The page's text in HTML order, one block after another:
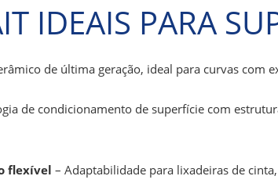
IDEAIS PARA
de última geração, ideal para curvas com
de condicionamento de superfície com
flexível – Adaptabilidade para lixadeiras de